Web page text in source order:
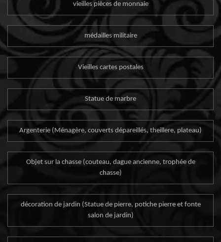
vieilles pièces de monnaie
médailles militaire
Vieilles cartes postales
Statue de marbre
Argenterie (Ménagère, couverts dépareillés, theillere, plateau)
Objet sur la chasse (couteau, dague ancienne, trophée de
chasse)
décoration de jardin (Statue de pierre, potiche pierre et fonte
salon de jardin)